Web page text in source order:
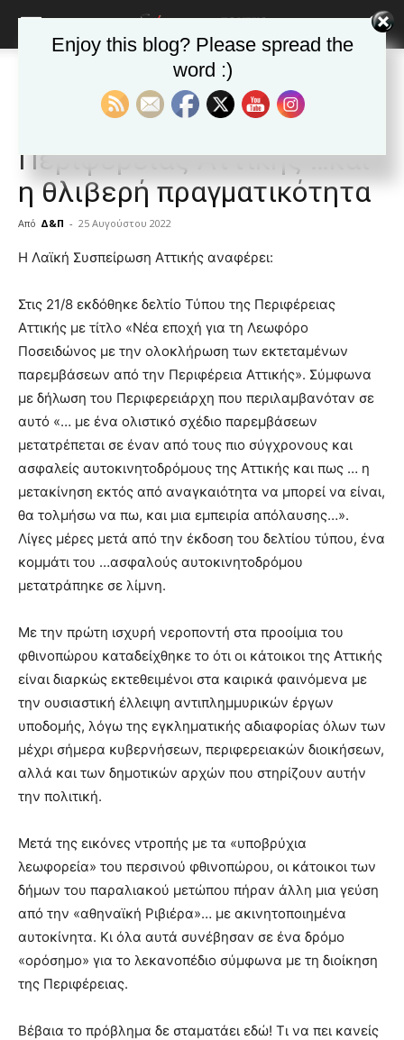
Αυτοδιοίκηση
Αυτοδιοίκηση Δημοφιλή άρθρα Ελλαδα
Τα Δελτία Τύπου της
Περιφέρειας Αττικής …και
η θλιβερή πραγματικότητα
Από Δ&Π - 25 Αυγούστου 2022
blonde
hot
cam
show.desi
xxx
lyons
teaches
you
the
meaning
of
pain.
pornhun
hd
Η Λαϊκή Συσπείρωση Αττικής αναφέρει:
Στις 21/8 εκδόθηκε δελτίο Τύπου της Περιφέρειας
Αττικής με τίτλο «Νέα εποχή για τη Λεωφόρο
Ποσειδώνος με την ολοκλήρωση των εκτεταμένων
παρεμβάσεων από την Περιφέρεια Αττικής». Σύμφωνα
με δήλωση του Περιφερειάρχη που περιλαμβανόταν σε
αυτό «… με ένα ολιστικό σχέδιο παρεμβάσεων
μετατρέπεται σε έναν από τους πιο σύγχρονους και
ασφαλείς αυτοκινητοδρόμους της Αττικής και πως … η
μετακίνηση εκτός από αναγκαιότητα να μπορεί να είναι,
θα τολμήσω να πω, και μια εμπειρία απόλαυσης…».
Λίγες μέρες μετά από την έκδοση του δελτίου τύπου, ένα
κομμάτι του …ασφαλούς αυτοκινητοδρόμου
μετατράπηκε σε λίμνη.
Με την πρώτη ισχυρή νεροποντή στα προοίμια του
φθινοπώρου καταδείχθηκε το ότι οι κάτοικοι της Αττικής
είναι διαρκώς εκτεθειμένοι στα καιρικά φαινόμενα με
την ουσιαστική έλλειψη αντιπλημμυρικών έργων
υποδομής, λόγω της εγκληματικής αδιαφορίας όλων των
μέχρι σήμερα κυβερνήσεων, περιφερειακών διοικήσεων,
αλλά και των δημοτικών αρχών που στηρίζουν αυτήν
την πολιτική.
Μετά της εικόνες ντροπής με τα «υποβρύχια
λεωφορεία» του περσινού φθινοπώρου, οι κάτοικοι των
δήμων του παραλιακού μετώπου πήραν άλλη μια γεύση
από την «αθηναϊκή Ριβιέρα»… με ακινητοποιημένα
αυτοκίνητα. Κι όλα αυτά συνέβησαν σε ένα δρόμο
«ορόσημο» για το λεκανοπέδιο σύμφωνα με τη διοίκηση
της Περιφέρειας.
Βέβαια το πρόβλημα δε σταματάει εδώ! Τι να πει κανείς
Enjoy this blog? Please spread the
word :)